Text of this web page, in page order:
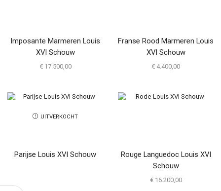
Imposante Marmeren Louis
XVI Schouw
€17.500,00
Franse Rood Marmeren Louis
XVI Schouw
€ 4.400,00
UITVERKOCHT
Parijse Louis XVI Schouw
Rouge Languedoc Louis XVI
Schouw
€16.200,00